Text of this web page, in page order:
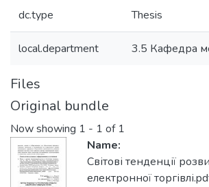
dc.type Thesis
local.department 3.5 Кафедра
Files
Original bundle
Now showing 1 - 1 of 1
Name:
Світові тенденції
електронної